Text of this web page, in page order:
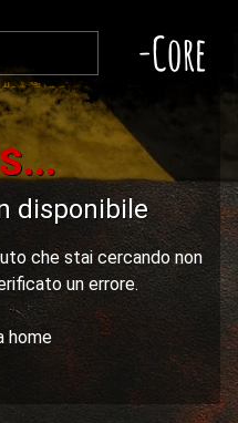
-Core
disponibile
che stai cercando non
un errore.
home